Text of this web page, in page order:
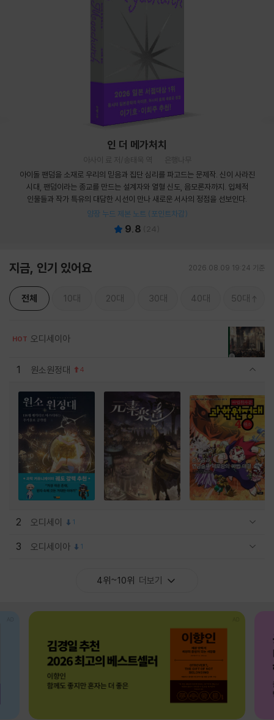
인 더 메가처치
아사이 료 저/송태욱 역
은행나무
아이돌 팬덤을 소재로 우리의 믿음과 집단 심리를 파고드는 문제작. 신이 사라진
시대, 팬덤이라는 종교를 만드는 설계자와 열혈 신도, 음모론자까지. 입체적
인물들과 작가 특유의 대담한 시선이 만나 새로운 서사의 정점을 선보인다.
양장 누드 제본 노트 (포인트차감)
9.8 24
지금, 인기 있어요 2026.08.09 19:24 기준
전체 10대 20대 30대 40대 50대
HOT 오디세이아
1 원소원정대 4
2 오디세이 1
3 오디세이아 1
4위~10위 더보기